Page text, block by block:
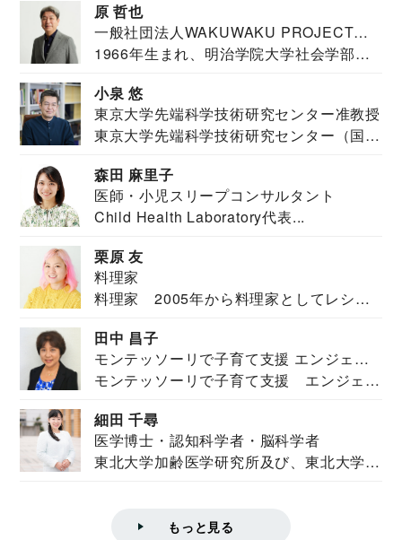
原 哲也
一般社団法人WAKUWAKU PROJECT
JAPAN代表・言語聴覚士・社会福祉士
1966年生まれ、明治学院大学社会学部福
小泉 悠
東京大学先端科学技術研究センター准教授
東京大学先端科学技術研究センター（国際
森田 麻里子
医師・小児スリープコンサルタント
Child Health Laboratory代表...
栗原 友
料理家
料理家 2005年から料理家としてレシピ
田中 昌子
モンテッソーリで子育て支援 エンジェル
ズハウス研究所所長
モンテッソーリで子育て支援 エンジェル
細田 千尋
医学博士・認知科学者・脳科学者
東北大学加齢医学研究所及び、東北大学大
もっと見る